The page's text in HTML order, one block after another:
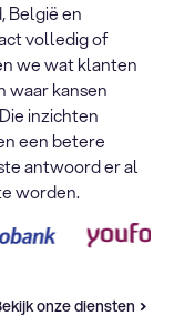
België en
volledig of
we wat klanten
waar kansen
inzichten
een betere
antwoord er al
worden.
onze diensten